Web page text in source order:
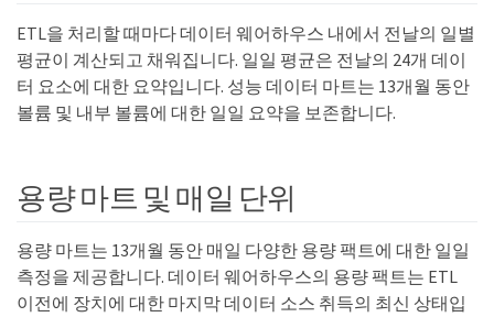
ETL을 처리할 때마다 데이터 웨어하우스 내에서 전날의 일별
평균이 계산되고 채워집니다. 일일 평균은 전날의 24개 데이
터 요소에 대한 요약입니다. 성능 데이터 마트는 13개월 동안
볼륨 및 내부 볼륨에 대한 일일 요약을 보존합니다.
용량 마트 및 매일 단위
용량 마트는 13개월 동안 매일 다양한 용량 팩트에 대한 일일
측정을 제공합니다. 데이터 웨어하우스의 용량 팩트는 ETL
이전에 장치에 대한 마지막 데이터 소스 취득의 최신 상태입